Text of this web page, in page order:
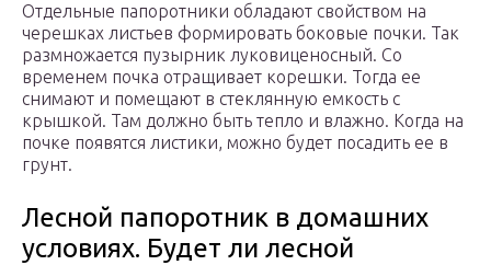
Отдельные папоротники обладают свойством на
черешках листьев формировать боковые почки. Так
размножается пузырник луковиценосный. Со
временем почка отращивает корешки. Тогда ее
снимают и помещают в стеклянную емкость с
крышкой. Там должно быть тепло и влажно. Когда на
почке появятся листики, можно будет посадить ее в
грунт.
Лесной папоротник в домашних
условиях. Будет ли лесной